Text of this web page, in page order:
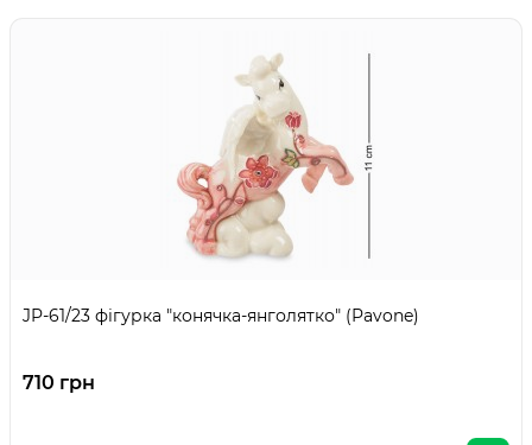
JP-61/23 фігурка "конячка-янголятко" (Pavone)
710 грн